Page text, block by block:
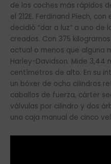
de los coches más rápidos
el 212E. Ferdinand Pïech,
decidió “dar a luz” a uno de
creados. Con 375
actual o menos que alguna
Harley-Davidson. Mide 3,44
centímetros de alto. En su
un bóxer de ocho cilindros
caballos de fuerza, cárter
válvulas por cilindro y dos
una caja manual de cinco